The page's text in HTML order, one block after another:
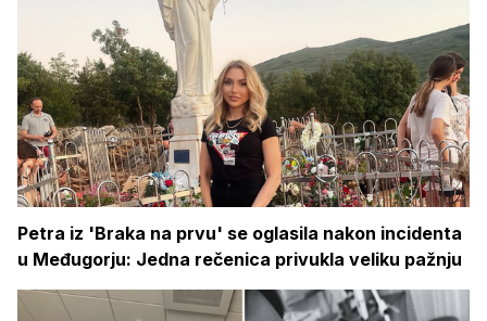
Petra iz 'Braka na prvu' se oglasila nakon incidenta
u Međugorju: Jedna rečenica privukla veliku pažnju